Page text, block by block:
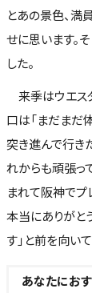
とあの景色、満
せに思います。
した。
来季はウエス
口は「まだまだ
突き進んで行き
れからも頑張っ
まれて阪神でプ
本当にありがと
す」と前を向い
あなたにお